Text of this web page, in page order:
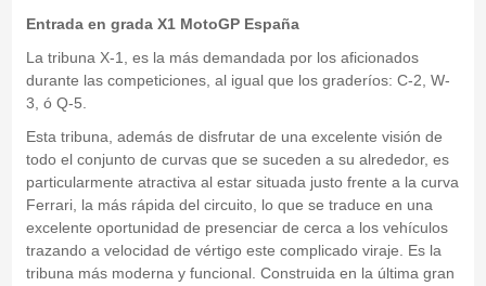
Entrada en grada X1 MotoGP España
La tribuna X-1, es la más demandada por los aficionados
durante las competiciones, al igual que los graderíos: C-2, W-
3, ó Q-5.
Esta tribuna, además de disfrutar de una excelente visión de
todo el conjunto de curvas que se suceden a su alrededor, es
particularmente atractiva al estar situada justo frente a la curva
Ferrari, la más rápida del circuito, lo que se traduce en una
excelente oportunidad de presenciar de cerca a los vehículos
trazando a velocidad de vértigo este complicado viraje. Es la
tribuna más moderna y funcional. Construida en la última gran